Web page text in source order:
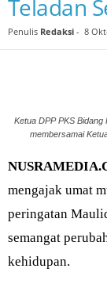
Teladan
Penulis Redaksi - 8
Ketua DPP PKS
membersamai
mengajak umat
peringatan
semangat
kehidupan.